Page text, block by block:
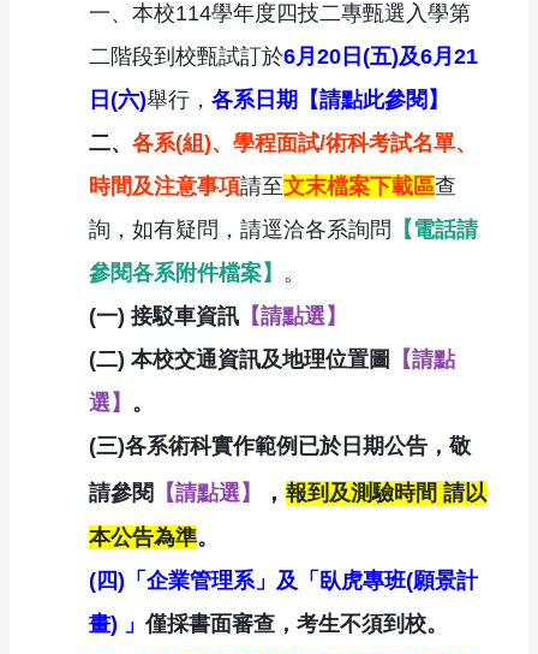
一、本校114學年度四技二專甄選入學第
二階段到校甄試訂於6月20日(五)及6月21
日(六)舉行， 各系日期【請點此參閱】
二、 各系(組)、學程面試/術科考試名單、
時間及注意事項請至文末檔案下載區查
詢，如有疑問，請逕洽各系詢問 【電話請
參閱各系附件檔案】 。
(一) 接駁車資訊【請點選】
(二) 本校交通資訊及地理位置圖
【請點
選】 。
(三)各系術科實作範例已於日期公告，敬
請參閱 【請點選】 ， 報到及測驗時間 請以
本公告為準。
(四)「企業管理系」及「臥虎專班(願景計
畫) 」僅採書面審查，考生不須到校。